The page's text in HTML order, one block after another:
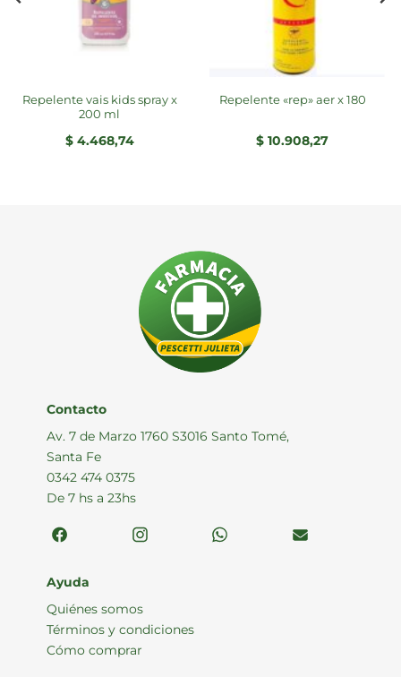
repelente vais kids spray x
200 ml
$4.468,74
repelente «rep» aer x 180
$ 10.908,27
Contacto
Av. 7 de Marzo 1760 S3016 Santo Tomé,
Santa Fe
0342 474 0375
De 7 hs a 23hs
Ayuda
Quiénes somos
Términos y condiciones
Cómo comprar